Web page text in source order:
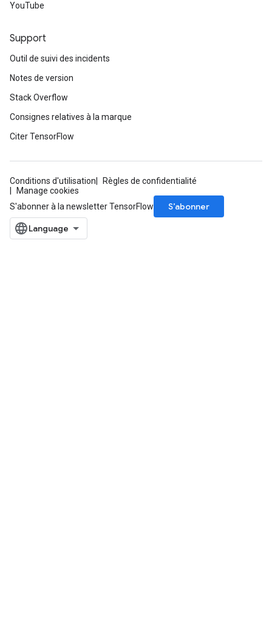
YouTube
Support
Outil de suivi des incidents
Notes de version
Stack Overflow
Consignes relatives à la marque
Citer TensorFlow
Conditions d'utilisation
Règles de confidentialité
Manage cookies
S'abonner à la newsletter TensorFlow
S’abonner